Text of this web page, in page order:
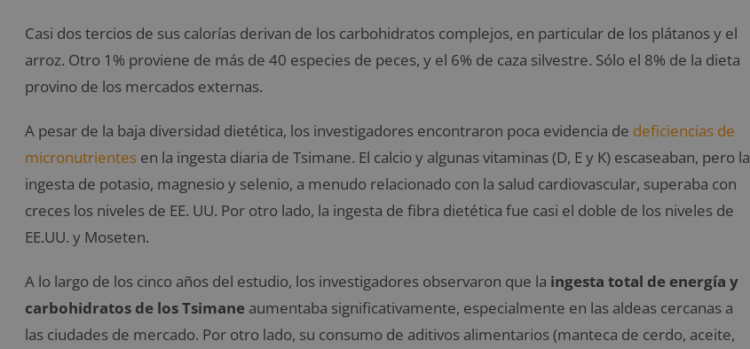
Casi dos tercios de sus calorías derivan de los carbohidratos complejos, en particular de los plátanos y el
arroz. Otro 1% proviene de más de 40 especies de peces, y el 6% de caza silvestre. Sólo el 8% de la dieta
provino de los mercados externas.
A pesar de la baja diversidad dietética, los investigadores encontraron poca evidencia de deficiencias de
micronutrientes en la ingesta diaria de Tsimane. El calcio y algunas vitaminas (D, E y K) escaseaban, pero la
ingesta de potasio, magnesio y selenio, a menudo relacionado con la salud cardiovascular, superaba con
creces los niveles de EE. UU. Por otro lado, la ingesta de fibra dietética fue casi el doble de los niveles de
EE.UU. y Moseten.
A lo largo de los cinco años del estudio, los investigadores observaron que la ingesta total de energía y
carbohidratos de los Tsimane aumentaba significativamente, especialmente en las aldeas cercanas a
las ciudades de mercado. Por otro lado, su consumo de aditivos alimentarios (manteca de cerdo, aceite,